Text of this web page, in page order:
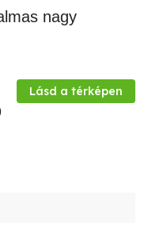
Lásd a térképen